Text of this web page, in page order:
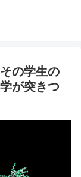
の学生の
が突きつ